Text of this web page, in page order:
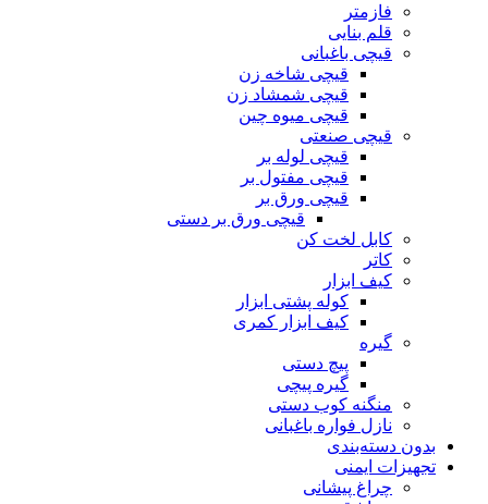
فازمتر
قلم بنایی
قیچی باغبانی
قیچی شاخه زن
قیچی شمشاد زن
قیچی میوه چین
قیچی صنعتی
قیچی لوله بر
قیچی مفتول بر
قیچی ورق بر
قیچی ورق بر دستی
کابل لخت کن
کاتر
کیف ابزار
کوله پشتی ابزار
کیف ابزار کمری
گیره
پیچ دستی
گیره پیچی
منگنه کوب دستی
نازل فواره باغبانی
بدون دسته‌بندی
تجهیزات ایمنی
چراغ پیشانی